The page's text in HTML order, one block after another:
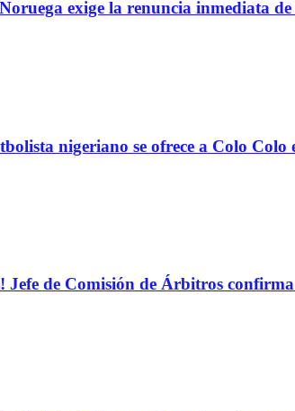
exige la renuncia inmediata
nigeriano se ofrece a Colo
Jefe de Comisión de Árbitros